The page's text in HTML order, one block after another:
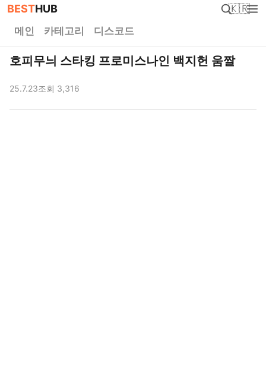
BESTHUB 🇰🇷
메인 카테고리 디스코드
호피무늬 스타킹 프로미스나인 백지헌 움짤
25.7.23조회 3,316